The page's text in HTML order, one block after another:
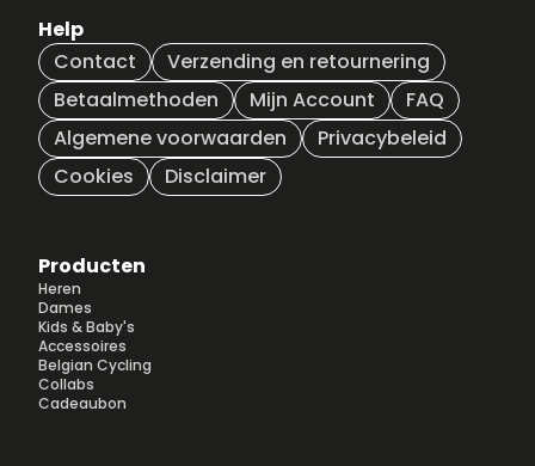
Help
Contact
Verzending en retournering
Betaalmethoden
Mijn Account
FAQ
Algemene voorwaarden
Privacybeleid
Cookies
Disclaimer
Producten
Heren
Dames
Kids & Baby's
Accessoires
Belgian Cycling
Collabs
Cadeaubon